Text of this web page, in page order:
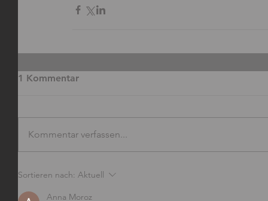
1 Kommentar
Kommentar verfassen...
Sortieren nach: Aktuell
Anna Moroz